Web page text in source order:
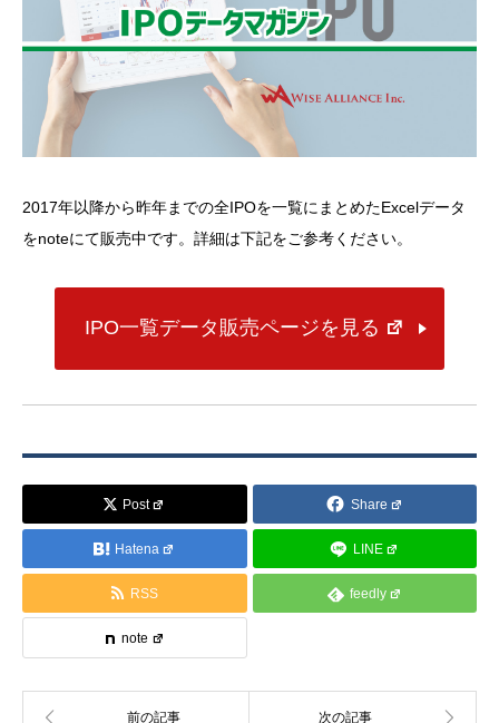
2017年以降から昨年までの全IPOを一覧にまとめたExcelデータ
をnoteにて販売中です。詳細は下記をご参考ください。
IPO一覧データ販売ページを見る
Post Share
Hatena LINE
RSS feedly
note